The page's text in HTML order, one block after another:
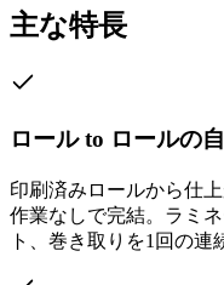
主な特長
ロール to ロールの
印刷済みロールから仕
作業なしで完結。ラミ
ト、巻き取りを1回の連